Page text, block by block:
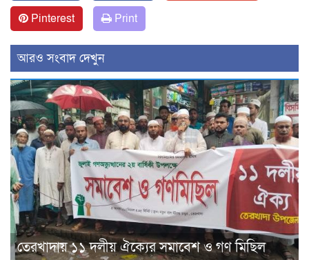
Pinterest
Print
আরও সংবাদ দেখুন
তেরখাদায় ১১ দলীয় ঐক্যের সমাবেশ ও গণ মিছিল